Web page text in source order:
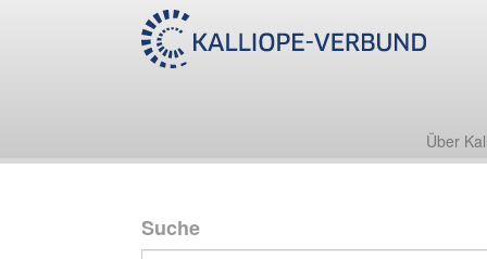
Über
Suche